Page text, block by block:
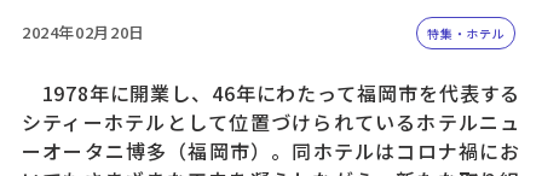
2024年02月20日 特集・ホテル
1978年に開業し、46年にわたって福岡市を代表する
シティーホテルとして位置づけられているホテルニュ
ーオータニ博多（福岡市）。同ホテルはコロナ禍にお